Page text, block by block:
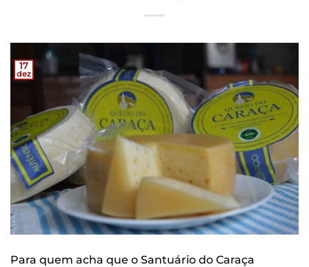
17
dez
Para quem acha que o Santuário do Caraça